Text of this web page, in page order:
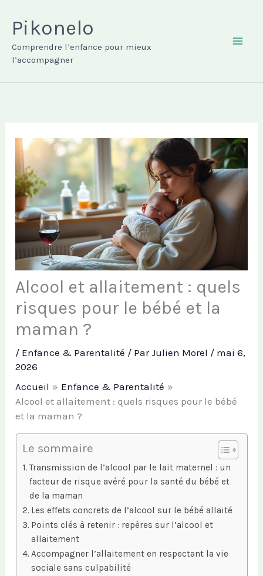
contenu
Pikonelo
Comprendre l’enfance pour mieux
l’accompagner
Alcool et allaitement : quels
risques pour le bébé et la
maman ?
/ Enfance & Parentalité / ParJulien Morel / mai 6,
2026
Accueil
Enfance & Parentalité
Alcool et allaitement : quels risques pour le bébé
et la maman ?
Le sommaire
Transmission de l’alcool par le lait maternel : un
facteur de risque avéré pour la santé du bébé et
de la maman
Les effets concrets de l’alcool sur le bébé allaité
Points clés à retenir : repères sur l’alcool et
allaitement
Accompagner l’allaitement en respectant la vie
sociale sans culpabilité